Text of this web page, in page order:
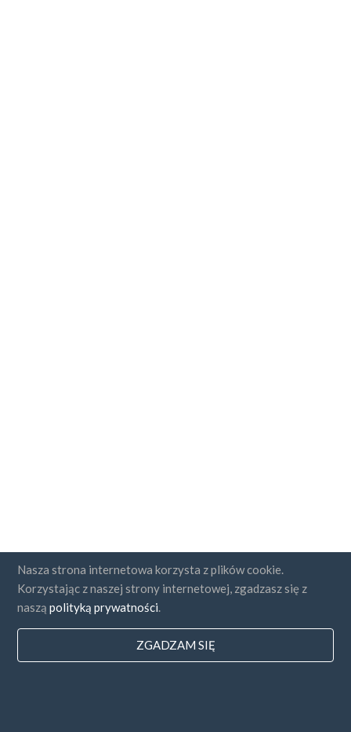
Nasza strona internetowa korzysta z plików cookie.
Korzystając z naszej strony internetowej, zgadzasz się z
nasząpolityką prywatności
ZGADZAM SIĘ